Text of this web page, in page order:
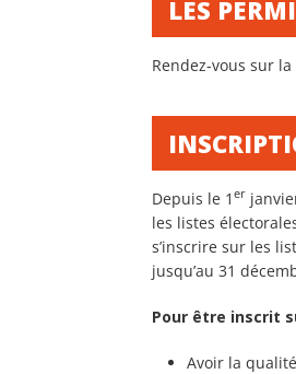
LES
Rendez-vous sur
Depuis le 1er
les listes
s’inscrire sur les
jusqu’au 31
Pour être inscrit
Avoir la